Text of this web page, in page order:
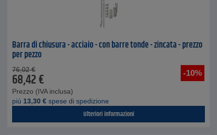
Barra di chiusura - acciaio - con barre tonde - zincata - prezzo
per pezzo
-10%
76,02 €
68,42€
Prezzo (IVA inclusa)
piú 13,30 € spese di spedizione
Ulteriori informazioni